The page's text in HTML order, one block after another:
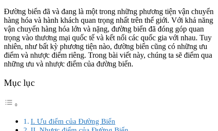
Đường biển đã và đang là một trong những phương tiện vận chuyển
hàng hóa và hành khách quan trọng nhất trên thế giới. Với khả năng
vận chuyển hàng hóa lớn và nặng, đường biển đã đóng góp quan
trọng vào thương mại quốc tế và kết nối các quốc gia với nhau. Tuy
nhiên, như bất kỳ phương tiện nào, đường biển cũng có những ưu
điểm và nhược điểm riêng. Trong bài viết này, chúng ta sẽ điểm qua
những ưu và nhược điểm của đường biển.
Mục lục
I. Ưu điểm của Đường Biển